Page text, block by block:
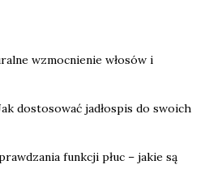
wzmocnienie włosów i
dostosować jadłospis do swoich
funkcji płuc – jakie są